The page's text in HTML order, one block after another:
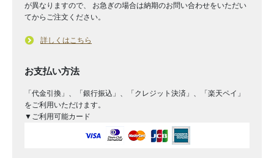
が異なりますので、 お急ぎの場合は納期のお問い合わせをいただい
てからご注文ください。
詳しくはこちら
お支払い方法
「代金引換」、「銀行振込」、「クレジット決済」、「楽天ペイ」
をご利用いただけます。
▼ご利用可能カード